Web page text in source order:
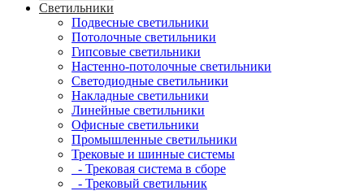
Светильники
Подвесные светильники
Потолочные светильники
Гипсовые светильники
Настенно-потолочные светильники
Светодиодные светильники
Накладные светильники
Линейные светильники
Офисные светильники
Промышленные светильники
Трековые и шинные системы
- Трековая система в сборе
- Трековый светильник